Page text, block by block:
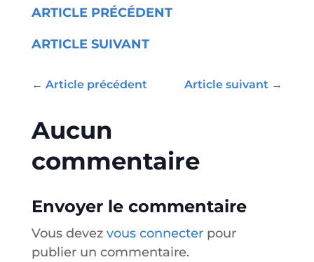
ARTICLE PRÉCÉDENT
ARTICLE SUIVANT
← Article précédent Article suivant →
Aucun
commentaire
Envoyer le commentaire
Vous devez vous connecterpour
publier un commentaire.